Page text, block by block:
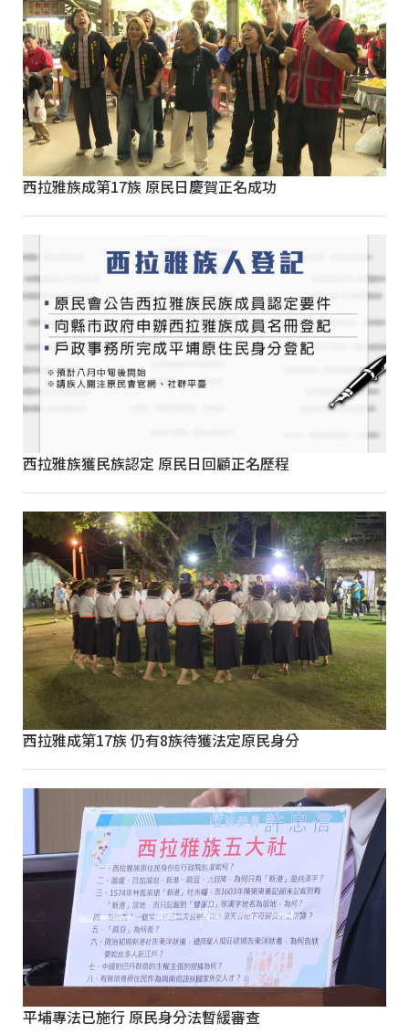
西拉雅族成第17族 原民日慶賀正名成功
西拉雅族獲民族認定 原民日回顧正名歷程
西拉雅成第17族 仍有8族待獲法定原民身分
平埔專法已施行 原民身分法暫緩審查